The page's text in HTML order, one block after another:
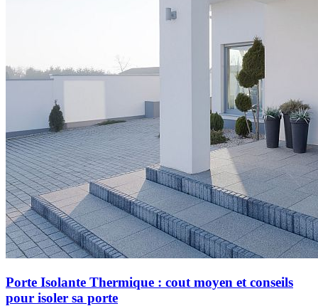
Porte Isolante Thermique : cout moyen et conseils
pour isoler sa porte